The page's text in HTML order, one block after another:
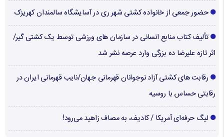
حضور جمعی از خانواده کشتی شهر ری در آسایشگاه سالمندان کهریزک
تألیف کتاب منابع انسانی در سازمان های ورزشی توسط یک کشتی گیر/
اثر تازه علیرضا ده بزرگی وارد عرصه نشر شد
رقابت های کشتی آزاد نوجوانان قهرمانی جهان/نایب قهرمانی ایران در
رقابتی حساس با روسیه
لیگ حرفه‌ای آمریکا / کادیف، به مصاف زاهید می‌رود!